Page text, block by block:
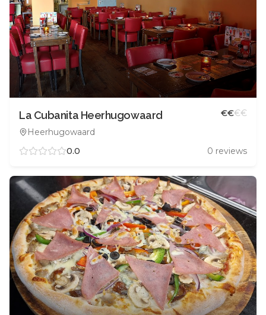
La Cubanita Heerhugowaard
Heerhugowaard
€€€€
0.0 0 reviews